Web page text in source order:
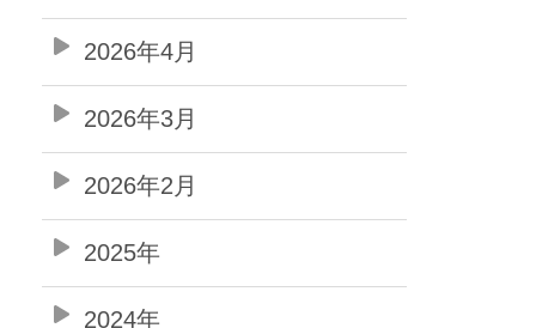
2026年4月
2026年3月
2026年2月
2025年
2024年